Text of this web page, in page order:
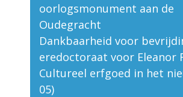
oorlogsmonument aan de
Oudegracht
Dankbaarheid voor
eredoctoraat voor Eleanor
Cultureel erfgoed in het
05)